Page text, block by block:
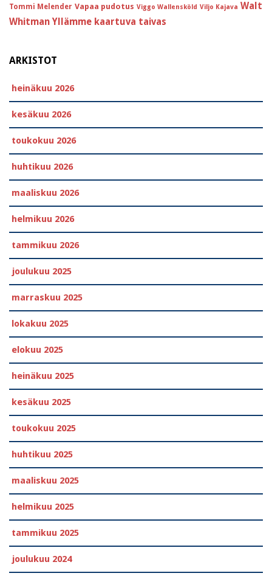
Tommi Melender Vapaa pudotus Viggo Wallensköld Viljo Kajava Walt
Whitman Yllämme kaartuva taivas
ARKISTOT
heinäkuu 2026
kesäkuu 2026
toukokuu 2026
huhtikuu 2026
maaliskuu 2026
helmikuu 2026
tammikuu 2026
joulukuu 2025
marraskuu 2025
lokakuu 2025
elokuu 2025
heinäkuu 2025
kesäkuu 2025
toukokuu 2025
huhtikuu 2025
maaliskuu 2025
helmikuu 2025
tammikuu 2025
joulukuu 2024